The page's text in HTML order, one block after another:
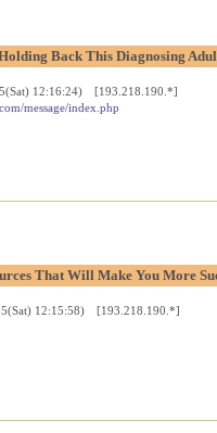
Back This Diagnosing
12:16:24) [193.218.190.*]
message/index.php
That Will Make You More
12:15:58) [193.218.190.*]